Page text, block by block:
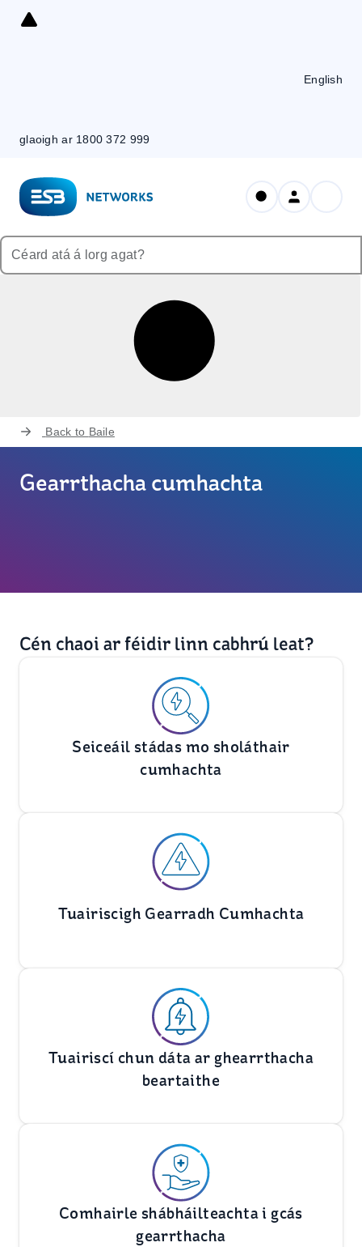
Skip
glaoigh ar 1800 372 999
English
Back to Baile
Gearrthacha cumhachta
Cén chaoi ar féidir linn cabhrú leat?
Seiceáil stádas mo sholáthair
cumhachta
Tuairiscigh Gearradh Cumhachta
Tuairiscí chun dáta ar ghearrthacha
beartaithe
Comhairle shábháilteachta i gcás
gearrthacha